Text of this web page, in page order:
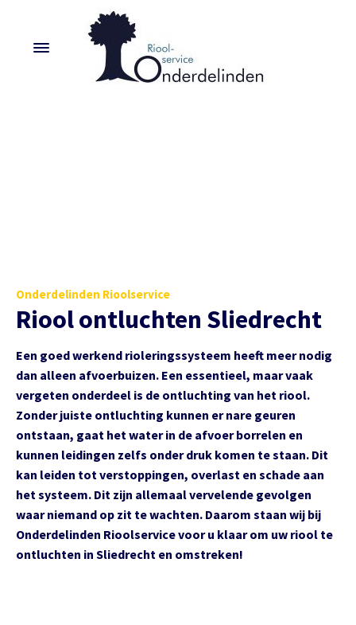
Onderdelinden Rioolservice
Riool ontluchten Sliedrecht
Een goed werkend rioleringssysteem heeft meer nodig
dan alleen afvoerbuizen. Een essentieel, maar vaak
vergeten onderdeel is de ontluchting van het riool.
Zonder juiste ontluchting kunnen er nare geuren
ontstaan, gaat het water in de afvoer borrelen en
kunnen leidingen zelfs onder druk komen te staan. Dit
kan leiden tot verstoppingen, overlast en schade aan
het systeem. Dit zijn allemaal vervelende gevolgen
waar niemand op zit te wachten. Daarom staan wij bij
Onderdelinden Rioolservice voor u klaar om uw riool te
ontluchten in Sliedrecht en omstreken!